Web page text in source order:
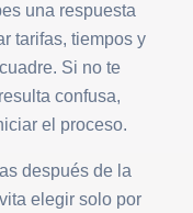
una respuesta
tarifas, tiempos y
Si no te
confusa,
el proceso.
después de la
elegir solo por